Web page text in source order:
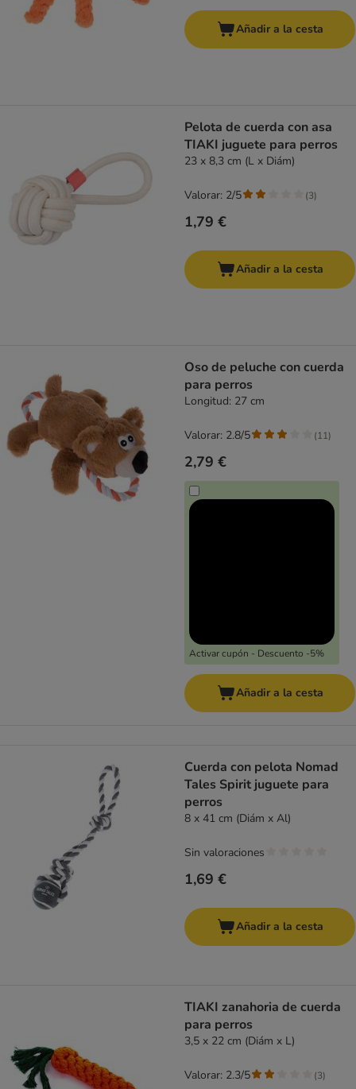
Añadir a la cesta
Pelota de cuerda con asa
TIAKI juguete para perros
23 x 8,3 cm (L x Diám)
1,79 €
Valorar: 2/5 (3)
Añadir a la cesta
Oso de peluche con cuerda
para perros
Longitud: 27 cm
2,79 €
Activar cupón - Descuento -5%
Valorar: 2.8/5 (11)
Añadir a la cesta
Cuerda con pelota Nomad
Tales Spirit juguete para
perros
8 x 41 cm (Diám x Al)
1,69 €
Sin valoraciones
Añadir a la cesta
TIAKI zanahoria de cuerda
para perros
3,5 x 22 cm (Diám x L)
Valorar: 2.3/5 (3)